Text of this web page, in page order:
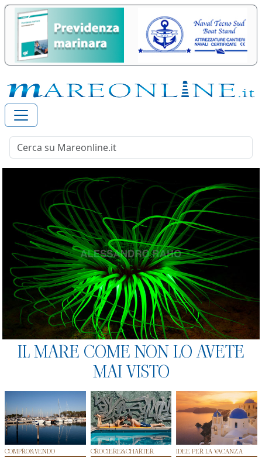
IL MARE COME NON LO AVETE
MAI VISTO
COMPRO&VENDO CROCIERE&CHARTER IDEE PER LA VACANZA